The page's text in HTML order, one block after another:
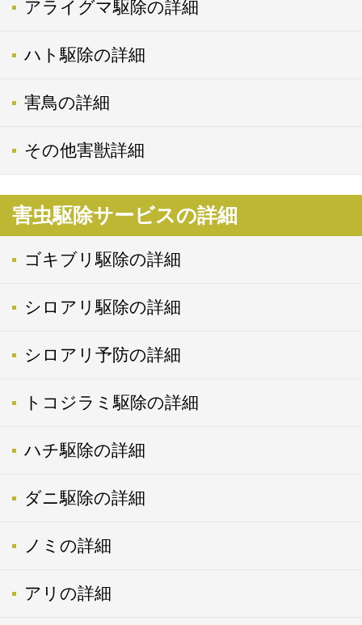
アライグマ駆除の詳細
ハト駆除の詳細
害鳥の詳細
その他害獣詳細
害虫駆除サービスの詳細
ゴキブリ駆除の詳細
シロアリ駆除の詳細
シロアリ予防の詳細
トコジラミ駆除の詳細
ハチ駆除の詳細
ダニ駆除の詳細
ノミの詳細
アリの詳細